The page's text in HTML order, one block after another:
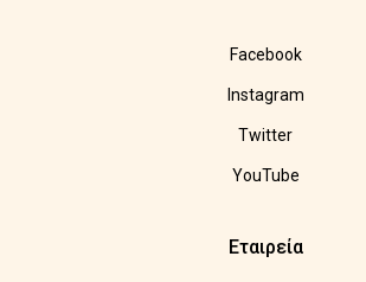
Facebook
Instagram
Twitter
YouTube
Εταιρεία